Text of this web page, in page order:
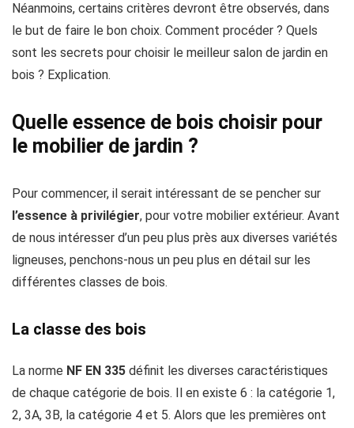
Néanmoins, certains critères devront être observés, dans
le but de faire le bon choix. Comment procéder ? Quels
sont les secrets pour choisir le meilleur salon de jardin en
bois ? Explication.
Quelle essence de bois choisir pour
le mobilier de jardin ?
Pour commencer, il serait intéressant de se pencher sur
l’essence à privilégier, pour votre mobilier extérieur. Avant
de nous intéresser d’un peu plus près aux diverses variétés
ligneuses, penchons-nous un peu plus en détail sur les
différentes classes de bois.
La classe des bois
La norme NF EN 335 définit les diverses caractéristiques
de chaque catégorie de bois. Il en existe 6 : la catégorie 1,
2, 3A, 3B, la catégorie 4 et 5. Alors que les premières ont